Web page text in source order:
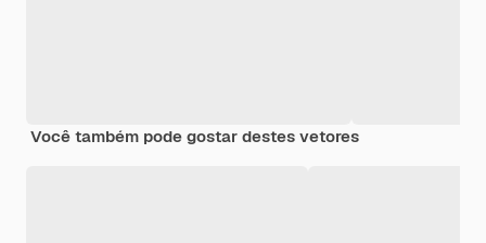
Você também pode gostar destes vetores